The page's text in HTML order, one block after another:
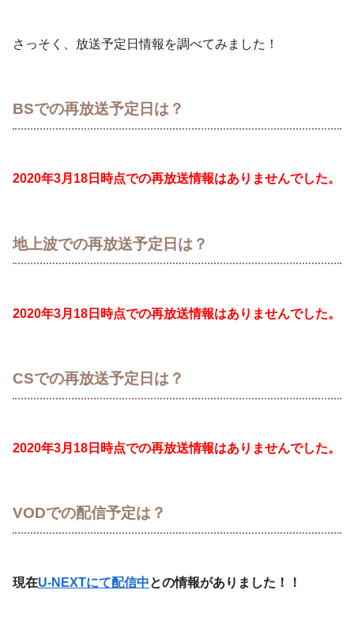
さっそく、放送予定日情報を調べてみました！
BSでの再放送予定日は？
2020年3月18日時点での再放送情報はありませんでした。
地上波での再放送予定日は？
2020年3月18日時点での再放送情報はありませんでした。
CSでの再放送予定日は？
2020年3月18日時点での再放送情報はありませんでした。
VODでの配信予定は？
現在U-NEXTにて配信中との情報がありました！！